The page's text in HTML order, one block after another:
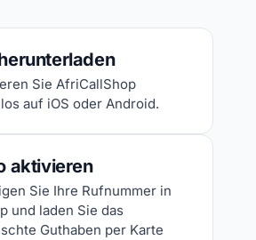
Sie AfriCallShop
auf iOS oder Android.
aktivieren
Sie Ihre Rufnummer in
und laden Sie das
Guthaben per Karte